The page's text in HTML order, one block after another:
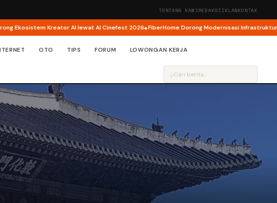
TENTANG KAMIREDAKSIIKLANKONTAK
Kreator AI lewat AI Cinefest 2026 FiberHome Dorong Modernisasi Infrastruktur ISP di
OTO TIPS FORUM LOWONGAN KERJA
⌕